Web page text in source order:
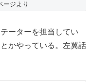
ージより
ーターを担当してい
かやっている。左翼話